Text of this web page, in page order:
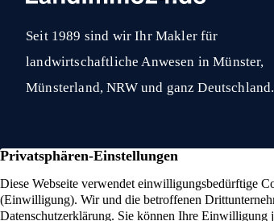
Seit 1989 sind wir Ihr Makler für
landwirtschaftliche Anwesen in Münster,
Münsterland, NRW und ganz Deutschland.